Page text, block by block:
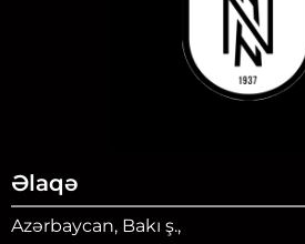
Əlaqə
Azərbaycan, Bakı ş.,